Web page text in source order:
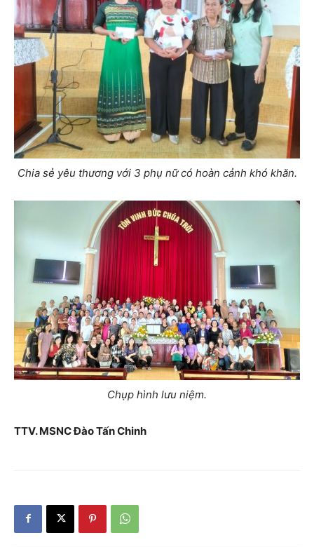
Chia sẻ yêu thương với 3 phụ nữ có hoàn cảnh khó khăn.
Chụp hình lưu niệm.
TTV. MSNC Đào Tấn Chinh